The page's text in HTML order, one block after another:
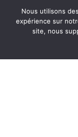
This
Nous utilisons
expérience sur
site, nous